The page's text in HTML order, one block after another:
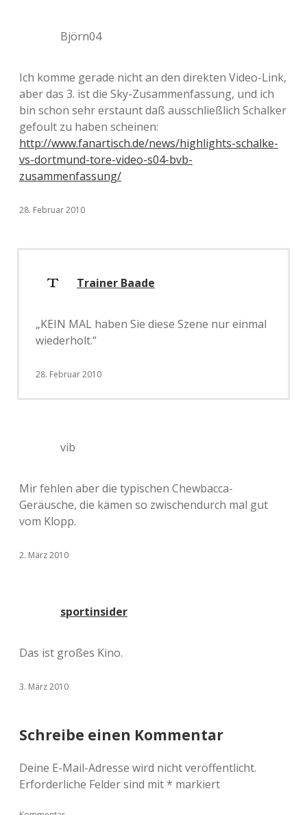
Björn04
Ich komme gerade nicht an den direkten Video-Link,
aber das 3. ist die Sky-Zusammenfassung, und ich
bin schon sehr erstaunt daß ausschließlich Schalker
gefoult zu haben scheinen:
http://www.fanartisch.de/news/highlights-schalke-
vs-dortmund-tore-video-s04-bvb-
zusammenfassung/
28. Februar 2010
Trainer Baade
„KEIN MAL haben Sie diese Szene nur einmal
wiederholt.“
28. Februar 2010
vib
Mir fehlen aber die typischen Chewbacca-
Geräusche, die kämen so zwischendurch mal gut
vom Klopp.
2. März 2010
sportinsider
Das ist großes Kino.
3. März 2010
Schreibe einen Kommentar
Deine E-Mail-Adresse wird nicht veröffentlicht.
Erforderliche Felder sind mit* markiert